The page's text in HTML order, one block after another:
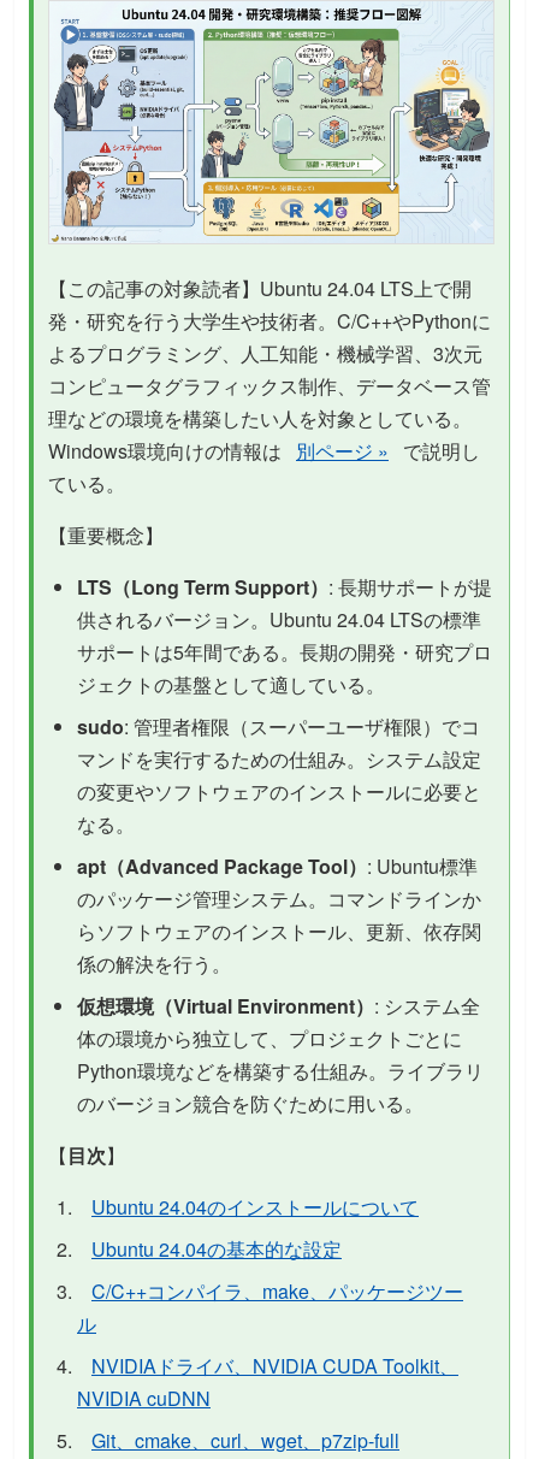
【この記事の対象読者】Ubuntu 24.04 LTS上で開
発・研究を行う大学生や技術者。C/C++やPythonに
よるプログラミング、人工知能・機械学習、3次元
コンピュータグラフィックス制作、データベース管
理などの環境を構築したい人を対象としている。
Windows環境向けの情報は
別ページ »
で説明し
ている。
【重要概念】
LTS（Long Term Support） : 長期サポートが提
供されるバージョン。Ubuntu 24.04 LTSの標準
サポートは5年間である。長期の開発・研究プロ
ジェクトの基盤として適している。
sudo: 管理者権限（スーパーユーザ権限）でコ
マンドを実行するための仕組み。システム設定
の変更やソフトウェアのインストールに必要と
なる。
apt（Advanced Package Tool） : Ubuntu標準
のパッケージ管理システム。コマンドラインか
らソフトウェアのインストール、更新、依存関
係の解決を行う。
仮想環境（Virtual Environment） : システム全
体の環境から独立して、プロジェクトごとに
Python環境などを構築する仕組み。ライブラリ
のバージョン競合を防ぐために用いる。
【目次】
Ubuntu 24.04のインストールについて
Ubuntu 24.04の基本的な設定
C/C++コンパイラ、make、パッケージツー
ル
NVIDIAドライバ、NVIDIA CUDA Toolkit、
NVIDIA cuDNN
Git、cmake、curl、wget、p7zip-full